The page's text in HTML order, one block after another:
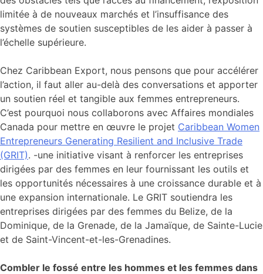
limitée à de nouveaux marchés et l’insuffisance des
systèmes de soutien susceptibles de les aider à passer à
l’échelle supérieure.
Chez Caribbean Export, nous pensons que pour accélérer
l’action, il faut aller au-delà des conversations et apporter
un soutien réel et tangible aux femmes entrepreneurs.
C’est pourquoi nous collaborons avec Affaires mondiales
Canada pour mettre en œuvre le projet Caribbean Women
Entrepreneurs Generating Resilient and Inclusive Trade
(GRIT). -une initiative visant à renforcer les entreprises
dirigées par des femmes en leur fournissant les outils et
les opportunités nécessaires à une croissance durable et à
une expansion internationale. Le GRIT soutiendra les
entreprises dirigées par des femmes du Belize, de la
Dominique, de la Grenade, de la Jamaïque, de Sainte-Lucie
et de Saint-Vincent-et-les-Grenadines.
Combler le fossé entre les hommes et les femmes dans